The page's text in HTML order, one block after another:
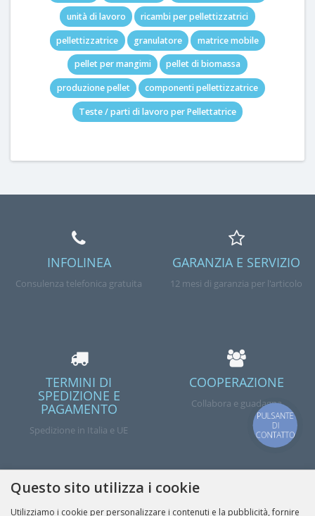
unità di lavoro
ricambi per pellettizzatrici
pellettizzatrice
granulatore
matrice mobile
pellet per mangimi
pellet di biomassa
produzione pellet
componenti pellettizzatrice
Teste / parti di lavoro per Pellettatrice
INFOLINEA
Consulenza telefonica gratuita
GARANZIA E SERVIZIO
12 mesi di garanzia per l'articolo
TERMINI DI
SPEDIZIONE E
PAGAMENTO
Spedizione in Italia e UE
COOPERAZIONE
Collabora e guadagna
Questo sito utilizza i cookie
Utilizziamo i cookie per personalizzare i contenuti e la pubblicità, fornire
PULSANTE
DI
CONTATTO